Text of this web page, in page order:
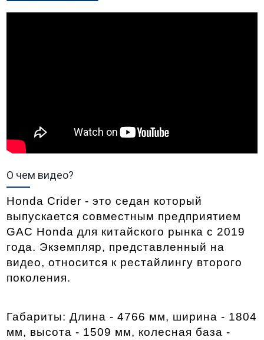
О чем видео?
Honda Crider - это седан который
выпускается совместным предприятием
GAC Honda для китайского рынка с 2019
года. Экземпляр, представленный на
видео, относится к рестайлингу второго
поколения.
Габариты: Длина - 4766 мм, ширина - 1804
мм, высота - 1509 мм, колесная база -